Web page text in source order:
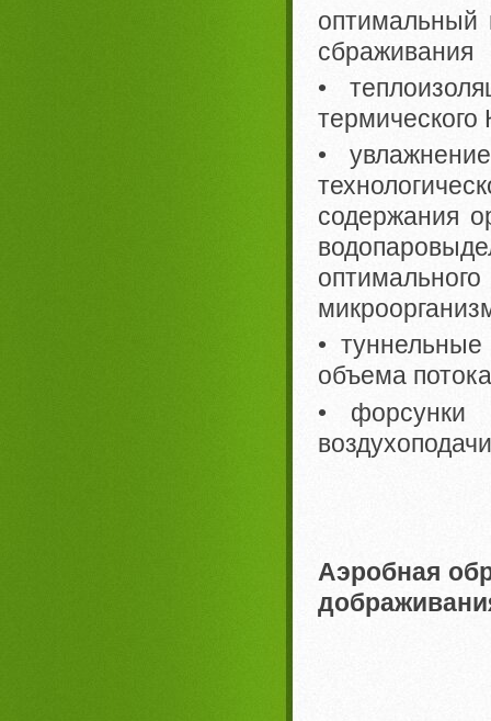
оптимальный
сбраживания
•
•
содержания
•
объема
• форсунки
Аэробная